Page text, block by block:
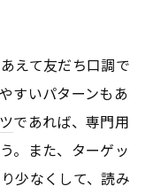
えて友だち口調で
すいパターンもあ
であれば、専門用
。また、ターゲッ
少なくして、読み